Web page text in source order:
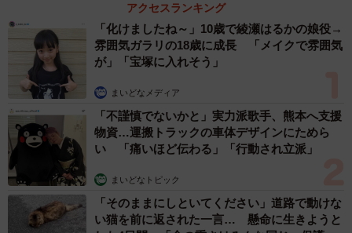
できます。
ネット通販で簡単に服が買える時代ですが、お店でお気に
入りの一着を見つけた時の幸せな体験は特別なものです。
夏の干し方を少しだけ意識してみていただければ幸いで
す。
◆ 中谷駿志（なかたに・しゅんじ） 株式会社UPBEAR
代表取締役
アクセスランキング
「化けましたね～」10歳で綾瀬はるかの娘役→
雰囲気ガラリの18歳に成長 「メイクで雰囲気
が」「宝塚に入れそう」
まいどなメディア
「不謹慎でないかと」実力派歌手、熊本へ支援
物資…運搬トラックの車体デザインにためら
い 「痛いほど伝わる」「行動され立派」
まいどなトピック
「そのままにしといてください」道路で動けな
い猫を前に返された一言… 懸命に生きようと